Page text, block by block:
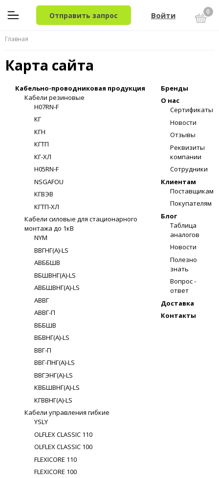
Отправить запрос Войти 0
Главная
Карта сайта
Кабельно-проводниковая продукция
Кабели резиновые
H07RN-F
КГ
КГН
КГТП
КГ-ХЛ
H05RN-F
NSGAFOU
КГВЭВ
КГТП-ХЛ
Кабели силовые для стационарного
монтажа до 1кВ
NYM
ВВГНГ(A)-LS
АВББШВ
ВБШВНГ(A)-LS
АВБШВНГ(A)-LS
АВВГ
АВВГ-П
ВББШВ
ВБВНГ(A)-LS
ВВГ-П
ВВГ-ПНГ(A)-LS
ВВГЭНГ(A)-LS
КВБШВНГ(A)-LS
КГВВНГ(A)-LS
Кабели управления гибкие
YSLY
OLFLEX CLASSIC 110
OLFLEX CLASSIC 100
FLEXICORE 110
FLEXICORE 100
Бренды
О нас
Сертификаты
Новости
Отзывы
Реквизиты
компании
Сотрудники
Клиентам
Поставщикам
Покупателям
Блог
Таблица
аналогов
Новости
Полезно
знать
Вопрос -
ответ
Доставка
Контакты